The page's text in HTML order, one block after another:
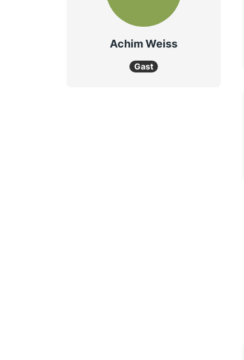
Achim Weiss
Gast